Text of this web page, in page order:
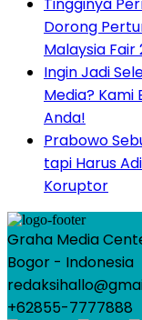
Tingginya
Dorong
Malaysia Fair
Ingin Jadi
Media? Kami
Anda!
Prabowo
tapi Harus
Koruptor
Graha Media
Bogor - Indonesia
+62855-7777888